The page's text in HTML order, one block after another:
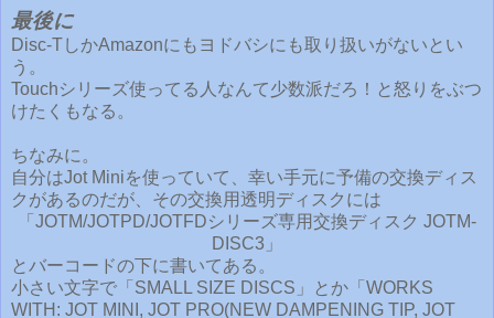
最後に
Disc-TしかAmazonにもヨドバシにも取り扱いがないとい
う。
Touchシリーズ使ってる人なんて少数派だろ！と怒りをぶつ
けたくもなる。
ちなみに。
自分はJot Miniを使っていて、幸い手元に予備の交換ディス
クがあるのだが、その交換用透明ディスクには
「JOTM/JOTPD/JOTFDシリーズ専用交換ディスク JOTM-
DISC3」
とバーコードの下に書いてある。
小さい文字で「SMALL SIZE DISCS」とか「WORKS
WITH: JOT MINI, JOT PRO(NEW DAMPENING TIP, JOT